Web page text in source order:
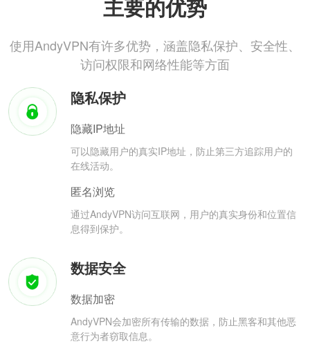
主要的优势
使用AndyVPN有许多优势，涵盖隐私保护、安全性、
访问权限和网络性能等方面
隐私保护
隐藏IP地址
可以隐藏用户的真实IP地址，防止第三方追踪用户的
在线活动。
匿名浏览
通过AndyVPN访问互联网，用户的真实身份和位置信
息得到保护。
数据安全
数据加密
AndyVPN会加密所有传输的数据，防止黑客和其他恶
意行为者窃取信息。